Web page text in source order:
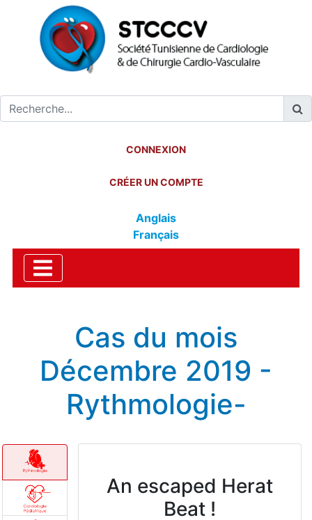
CONNEXION
CRÉER UN COMPTE
Anglais
Français
Cas du mois
Décembre 2019 -
Rythmologie-
An escaped Herat
Beat !